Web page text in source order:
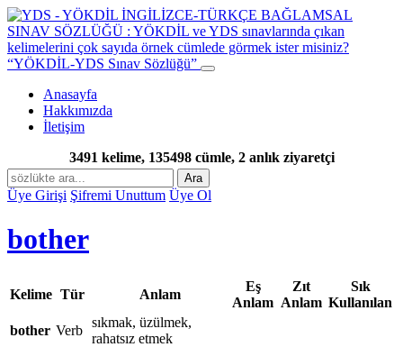
“YÖKDİL-YDS Sınav Sözlüğü”
Anasayfa
Hakkımızda
İletişim
3491 kelime, 135498 cümle, 2 anlık ziyaretçi
Ara
Üye Girişi Şifremi Unuttum Üye Ol
bother
Kelime Tür Anlam
Eş
Anlam
Zıt
Anlam
Sık
Kullanılan
bother Verb
sıkmak, üzülmek,
rahatsız etmek